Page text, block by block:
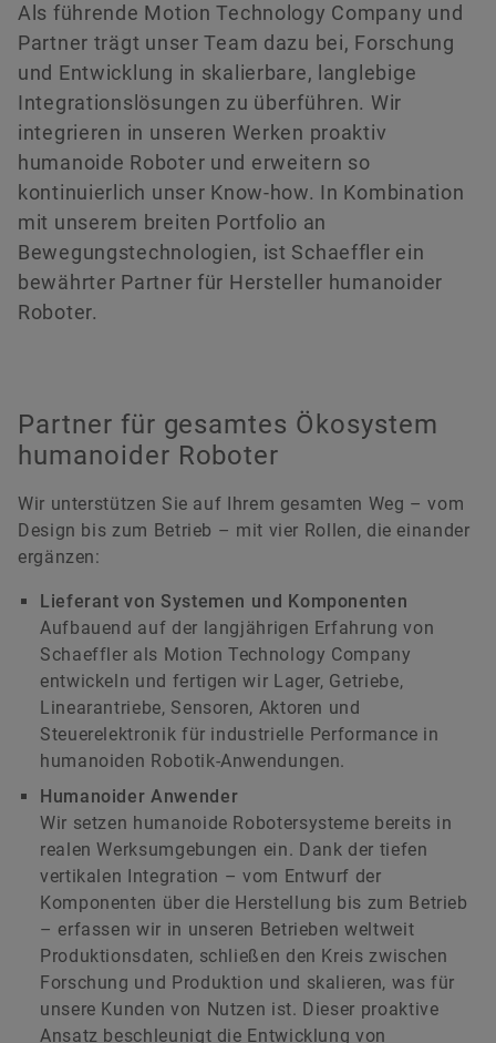
Als führende Motion Technology Company und
Partner trägt unser Team dazu bei, Forschung
und Entwicklung in skalierbare, langlebige
Integrationslösungen zu überführen. Wir
integrieren in unseren Werken proaktiv
humanoide Roboter und erweitern so
kontinuierlich unser Know-how. In Kombination
mit unserem breiten Portfolio an
Bewegungstechnologien, ist Schaeffler ein
bewährter Partner für Hersteller humanoider
Roboter.
Partner für gesamtes Ökosystem
humanoider Roboter
Wir unterstützen Sie auf Ihrem gesamten Weg – vom
Design bis zum Betrieb – mit vier Rollen, die einander
ergänzen:
Lieferant von Systemen und Komponenten
Aufbauend auf der langjährigen Erfahrung von
Schaeffler als Motion Technology Company
entwickeln und fertigen wir Lager, Getriebe,
Linearantriebe, Sensoren, Aktoren und
Steuerelektronik für industrielle Performance in
humanoiden Robotik-Anwendungen.
Humanoider Anwender
Wir setzen humanoide Robotersysteme bereits in
realen Werksumgebungen ein. Dank der tiefen
vertikalen Integration – vom Entwurf der
Komponenten über die Herstellung bis zum Betrieb
– erfassen wir in unseren Betrieben weltweit
Produktionsdaten, schließen den Kreis zwischen
Forschung und Produktion und skalieren, was für
unsere Kunden von Nutzen ist. Dieser proaktive
Ansatz beschleunigt die Entwicklung von